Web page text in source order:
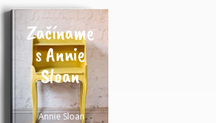
Začíname
s Annie
Sloan
Annie Sloan